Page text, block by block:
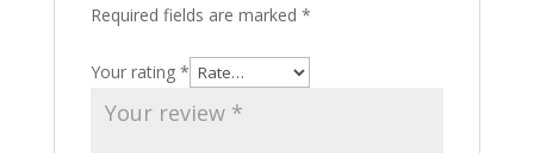
Required fields are marked *
Your rating *